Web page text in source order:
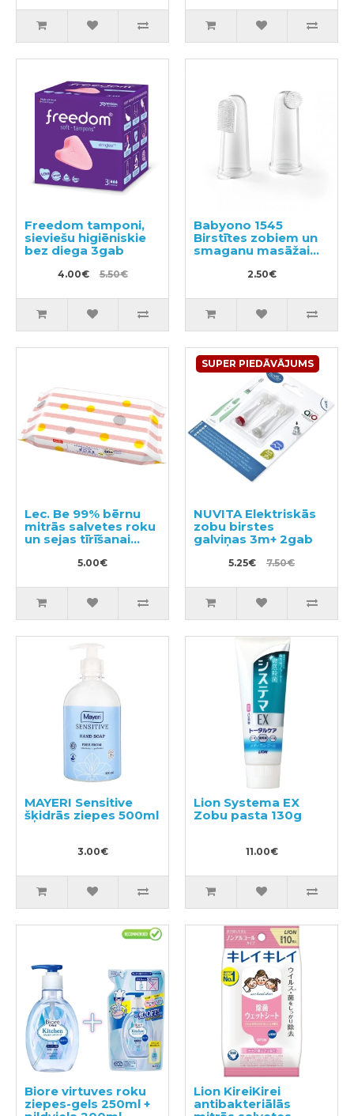
Freedom tamponi,
sieviešu higiēniskie
bez diega 3gab
4.00€ 5.50€
Babyono 1545
Birstītes zobiem un
smaganu masāžai
2.50€
Lec. Be 99% bērnu
mitrās salvetes roku
un sejas tīrīšanai
5.00€
SUPER PIEDĀVĀJUMS
NUVITA Elektriskās
zobu birstes
galviņas 3m+ 2gab
5.25€ 7.50€
MAYERI Sensitive
šķidrās ziepes 500ml
3.00€
Lion Systema EX
Zobu pasta 130g
11.00€
Biore virtuves roku
ziepes-gels 250ml +
Lion KireiKirei
antibakteriālās